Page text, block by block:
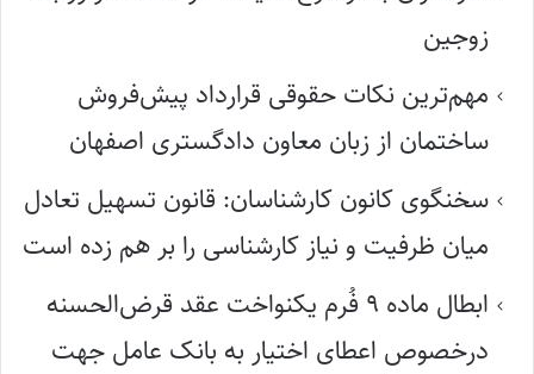
زوجین
مهم‌ترین نکات حقوقی قرارداد پیش‌فروش
ساختمان از زبان معاون دادگستری اصفهان
سخنگوی کانون کارشناسان: قانون تسهیل تعادل
میان ظرفیت و نیاز کارشناسی را بر هم زده است
ابطال ماده ۹ فُرم یکنواخت عقد قرض‌الحسنه
درخصوص اعطای اختیار به بانک عامل جهت